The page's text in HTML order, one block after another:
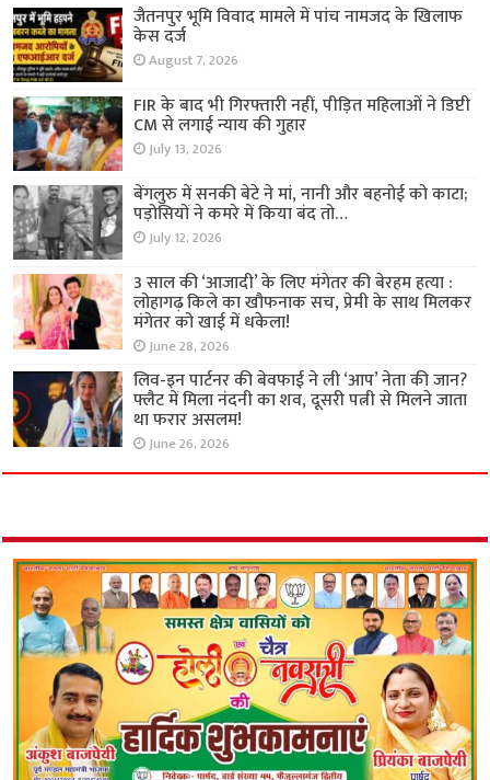
जैतनपुर भूमि विवाद मामले में पांच नामजद के खिलाफ
केस दर्ज
August 7, 2026
FIR के बाद भी गिरफ्तारी नहीं, पीड़ित महिलाओं ने डिप्टी
CM से लगाई न्याय की गुहार
July 13, 2026
बेंगलुरु में सनकी बेटे ने मां, नानी और बहनोई को काटा;
पड़ोसियों ने कमरे में किया बंद तो…
July 12, 2026
3 साल की ‘आजादी’ के लिए मंगेतर की बेरहम हत्या :
लोहागढ़ किले का खौफनाक सच, प्रेमी के साथ मिलकर
मंगेतर को खाई में धकेला!
June 28, 2026
लिव-इन पार्टनर की बेवफाई ने ली ‘आप’ नेता की जान?
फ्लैट में मिला नंदनी का शव, दूसरी पत्नी से मिलने जाता
था फरार असलम!
June 26, 2026